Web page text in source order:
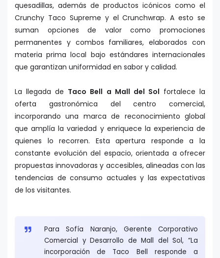
quesadillas, además de productos icónicos como el
Crunchy Taco Supreme y el Crunchwrap. A esto se
suman opciones de valor como promociones
permanentes y combos familiares, elaborados con
materia prima local bajo estándares internacionales
que garantizan uniformidad en sabor y calidad.
La llegada de Taco Bell a Mall del Sol fortalece la
oferta gastronómica del centro comercial,
incorporando una marca de reconocimiento global
que amplía la variedad y enriquece la experiencia de
quienes lo recorren. Esta apertura responde a la
constante evolución del espacio, orientada a ofrecer
propuestas innovadoras y accesibles, alineadas con las
tendencias de consumo actuales y las expectativas
de los visitantes.
Para Sofía Naranjo, Gerente Corporativo
Comercial y Desarrollo de Mall del Sol, “La
incorporación de Taco Bell responde a